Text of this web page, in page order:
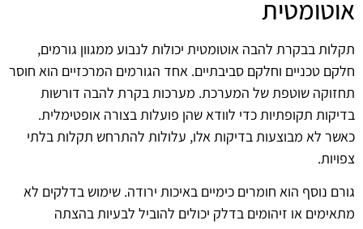
אוטומטית
תקלות בבקרת להבה אוטומטית יכולות לנבוע ממגוון גורמים,
חלקם טכניים וחלקם סביבתיים. אחד הגורמים המרכזיים הוא חוסר
תחזוקה שוטפת של המערכת. מערכות בקרת להבה דורשות
בדיקות תקופתיות כדי לוודא שהן פועלות בצורה אופטימלית.
כאשר לא מבוצעות בדיקות אלו, עלולות להתרחש תקלות בלתי
צפויות.
גורם נוסף הוא חומרים כימיים באיכות ירודה. שימוש בדלקים לא
מתאימים או זיהומים בדלק יכולים להוביל לבעיות בהצתה